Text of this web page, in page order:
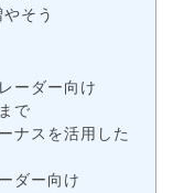
そう
ーダー向け
で
ナスを活用した
ダー向け